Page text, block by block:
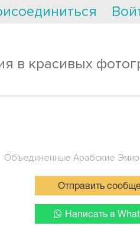
в красивых
Объединенные Арабские
Отправить
Написать в